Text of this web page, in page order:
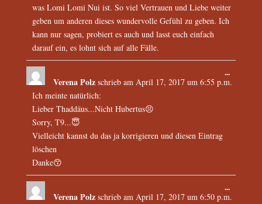
was Lomi Lomi Nui ist. So viel Vertrauen und Liebe weiter
geben um anderen dieses wundervolle Gefühl zu geben. Ich
kann nur sagen, probiert es auch und lasst euch einfach
darauf ein, es lohnt sich auf alle Fälle.
Verena Polz schrieb amApril 17, 2017 um 6:55 p.m.
Ich meinte natürlich:
Lieber Thaddäus...Nicht Hubertus😣
Sorry, T9...😇
Vielleicht kannst du das ja korrigieren und diesen Eintrag
löschen
Danke😙
...
Verena Polz schrieb amApril 17, 2017 um 6:50 p.m.
...